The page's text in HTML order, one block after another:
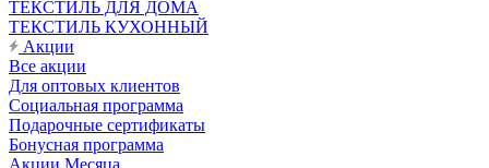
ТЕКСТИЛЬ ДЛЯ ДОМА
ТЕКСТИЛЬ КУХОННЫЙ
Акции
Все акции
Для оптовых клиентов
Социальная программа
Подарочные сертификаты
Бонусная программа
Акции Месяца